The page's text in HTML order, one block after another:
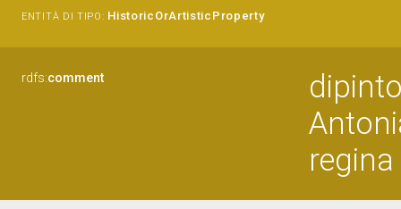
ENTITÀ DI TIPO: HistoricOrArtisticProperty
rdfs:comment